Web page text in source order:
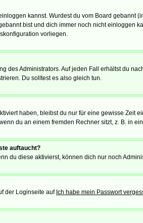
kannst. Wurdest du vom Board
bist und dich immer noch nicht
vorliegen.
des Administrators. Auf jeden Fall erhältst du
Du solltest es also gleich tun.
haben, bleibst du nur für eine gewisse Zeit
du an einem fremden Rechner sitzt, z. B. in
auftaucht?
du diese aktivierst, können dich nur noch
der Loginseite auf Ich habe mein Passwort